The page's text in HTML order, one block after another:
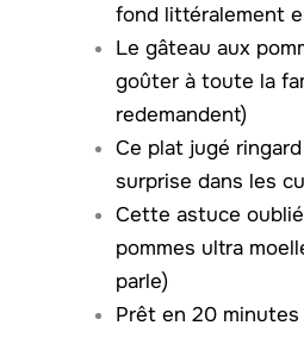
fond littéralement
Le gâteau aux
goûter à toute la
redemandent)
Ce plat jugé
surprise dans les
Cette astuce
pommes ultra
parle)
Prêt en 20